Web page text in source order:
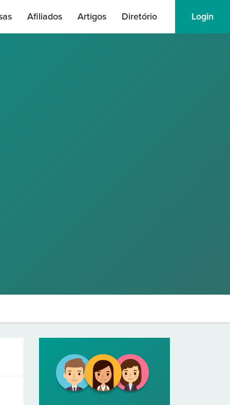
Afiliados Artigos Diretório Login